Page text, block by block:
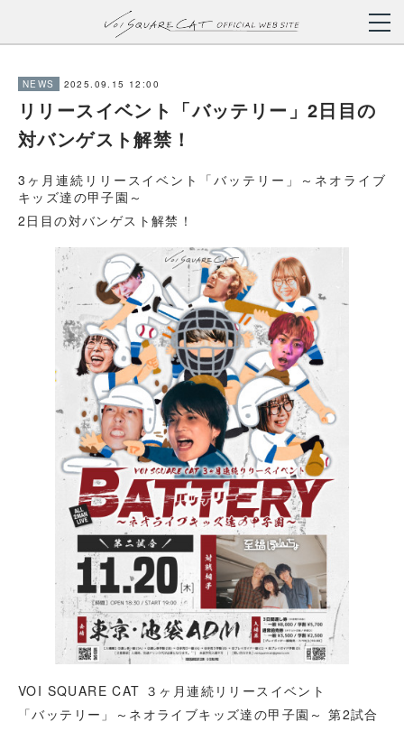
NEWS 2025.09.15 12:00
リリースイベント「バッテリー」2日目の
対バンゲスト解禁！
3ヶ月連続リリースイベント「バッテリー」～ネオライブ
キッズ達の甲子園～
2日目の対バンゲスト解禁！
VOI SQUARE CAT ３ヶ月連続リリースイベント
「バッテリー」～ネオライブキッズ達の甲子園～ 第2試合